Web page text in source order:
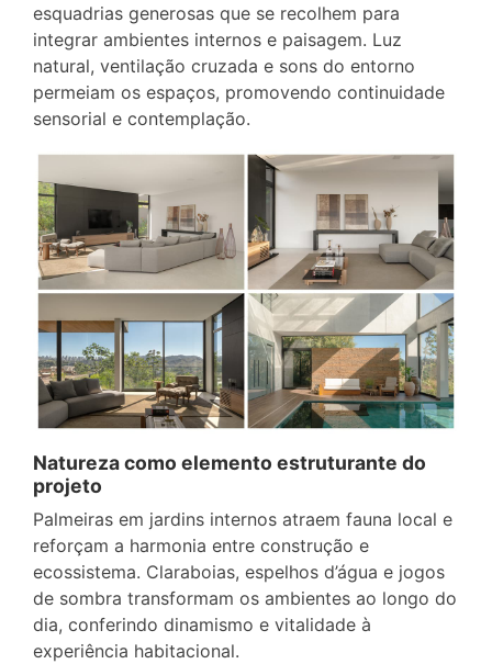
esquadrias generosas que se recolhem para
integrar ambientes internos e paisagem. Luz
natural, ventilação cruzada e sons do entorno
permeiam os espaços, promovendo continuidade
sensorial e contemplação.
Natureza como elemento estruturante do
projeto
Palmeiras em jardins internos atraem fauna local e
reforçam a harmonia entre construção e
ecossistema. Claraboias, espelhos d’água e jogos
de sombra transformam os ambientes ao longo do
dia, conferindo dinamismo e vitalidade à
experiência habitacional.